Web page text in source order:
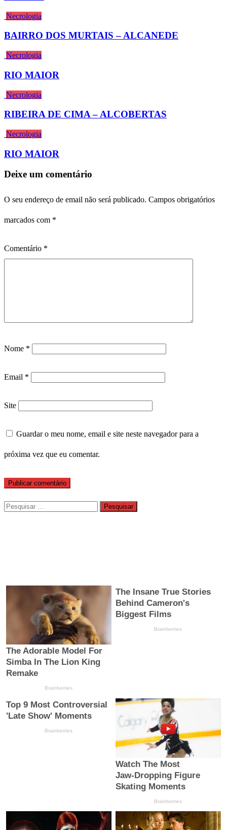
Necrologia
BAIRRO DOS MURTAIS – ALCANEDE
Necrologia
RIO MAIOR
Necrologia
RIBEIRA DE CIMA – ALCOBERTAS
Necrologia
RIO MAIOR
Deixe um comentário
O seu endereço de email não será publicado. Campos obrigatórios
marcados com *
Comentário *
Nome *
Email *
Site
Guardar o meu nome, email e site neste navegador para a
próxima vez que eu comentar.
Pesquisar
por: